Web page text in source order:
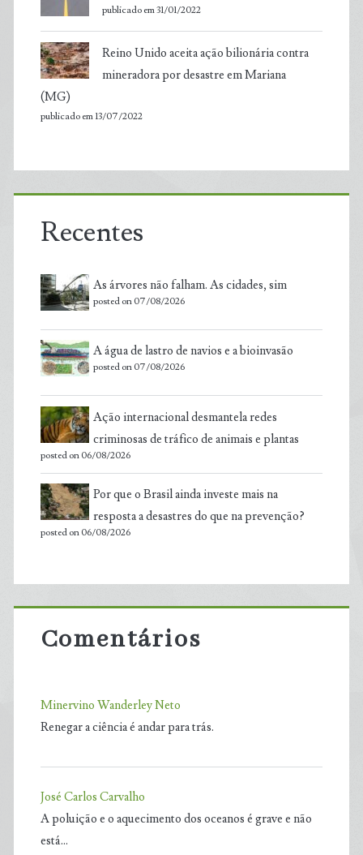
publicado em 31/01/2022
Reino Unido aceita ação bilionária contra
mineradora por desastre em Mariana
(MG)
publicado em 13/07/2022
Recentes
As árvores não falham. As cidades, sim
posted on 07/08/2026
A água de lastro de navios e a bioinvasão
posted on 07/08/2026
Ação internacional desmantela redes
criminosas de tráfico de animais e plantas
posted on 06/08/2026
Por que o Brasil ainda investe mais na
resposta a desastres do que na prevenção?
posted on 06/08/2026
Comentários
Minervino Wanderley Neto
Renegar a ciência é andar para trás.
José Carlos Carvalho
A poluição e o aquecimento dos oceanos é grave e não
está…